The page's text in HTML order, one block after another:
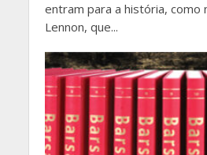
entram para a história, como
Lennon, que...